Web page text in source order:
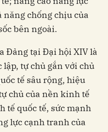
chống chịu của
bên ngoài.
Đảng tại Đại hội XIV là
tự chủ gắn với chủ
tế sâu rộng, hiệu
chủ của nền kinh tế
tế quốc tế, sức mạnh
lực cạnh tranh của